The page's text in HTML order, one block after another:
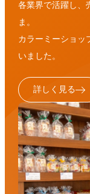
各業界で活躍し、
ま。
カラーミーショッ
いました。
詳しく見る